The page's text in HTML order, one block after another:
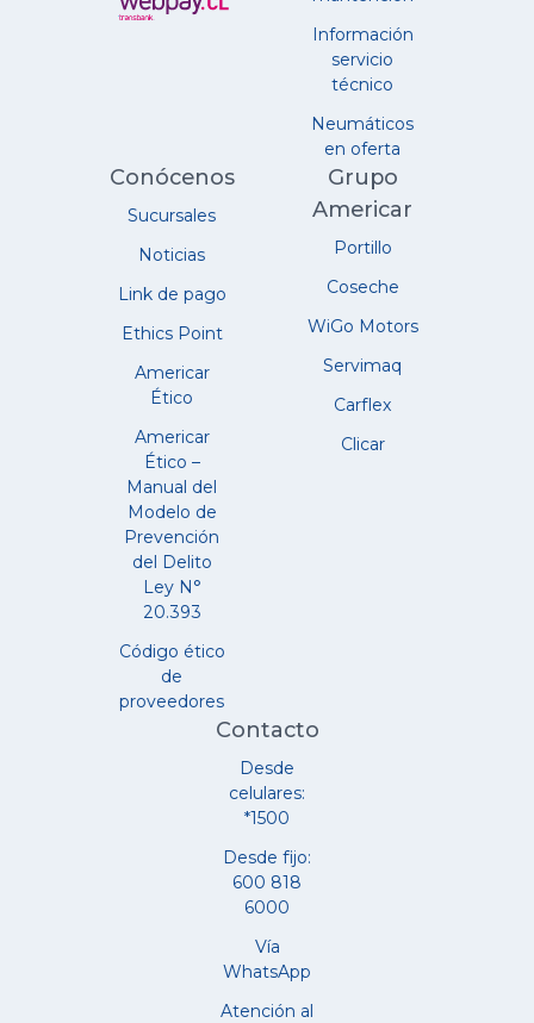
Información
servicio
técnico
Neumáticos
en oferta
Conócenos
Sucursales
Noticias
Link de pago
Ethics Point
Americar
Ético
Americar
Ético –
Manual del
Modelo de
Prevención
del Delito
Ley N°
20.393
Código ético
de
proveedores
Grupo
Americar
Portillo
Coseche
WiGo Motors
Servimaq
Carflex
Clicar
Contacto
Desde
celulares:
*1500
Desde fijo:
600 818
6000
Vía
WhatsApp
Atención al